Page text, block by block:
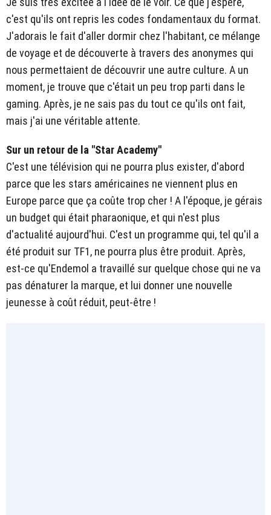
c'est qu'ils ont repris les codes fondamentaux du format.
J'adorais le fait d'aller dormir chez l'habitant, ce mélange
de voyage et de découverte à travers des anonymes qui
nous permettaient de découvrir une autre culture. A un
moment, je trouve que c'était un peu trop parti dans le
gaming. Après, je ne sais pas du tout ce qu'ils ont fait,
mais j'ai une véritable attente.
Sur un retour de la "Star Academy"
C'est une télévision qui ne pourra plus exister, d'abord
parce que les stars américaines ne viennent plus en
Europe parce que ça coûte trop cher ! A l'époque, je gérais
un budget qui était pharaonique, et qui n'est plus
d'actualité aujourd'hui. C'est un programme qui, tel qu'il a
été produit sur TF1, ne pourra plus être produit. Après,
est-ce qu'Endemol a travaillé sur quelque chose qui ne va
pas dénaturer la marque, et lui donner une nouvelle
jeunesse à coût réduit, peut-être !